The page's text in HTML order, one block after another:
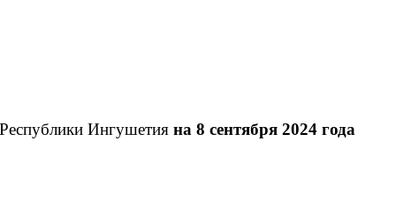
Республики Ингушетия на 8 сентября 2024 года